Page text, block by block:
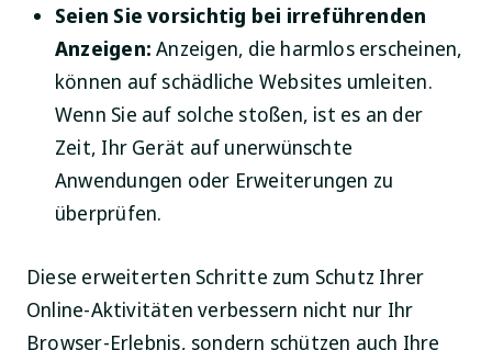
Seien Sie vorsichtig bei irreführenden
Anzeigen: Anzeigen, die harmlos erscheinen,
können auf schädliche Websites umleiten.
Wenn Sie auf solche stoßen, ist es an der
Zeit, Ihr Gerät auf unerwünschte
Anwendungen oder Erweiterungen zu
überprüfen.
Diese erweiterten Schritte zum Schutz Ihrer
Online-Aktivitäten verbessern nicht nur Ihr
Browser-Erlebnis, sondern schützen auch Ihre